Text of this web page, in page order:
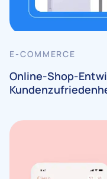
E-COMMERCE
Online-Shop-